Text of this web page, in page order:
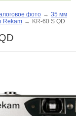
фото → 35 мм
Rekam → KR-60 S QD